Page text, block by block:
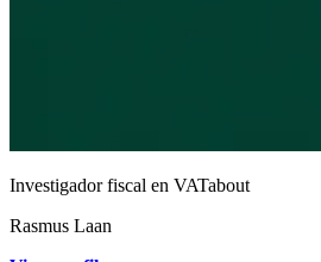
Investigador fiscal en VATabout
Rasmus Laan